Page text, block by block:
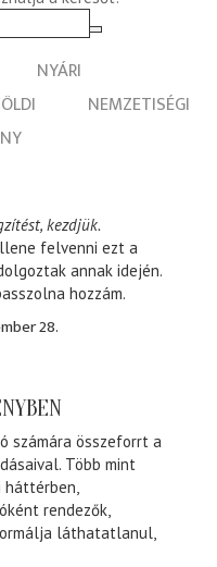
NYÁRI
NEMZETISÉGI
kezdjük.
felvenni ezt a
annak idején.
hozzám.
28.
számára összeforrt a
Több mint
rendezők,
láthatatlanul,